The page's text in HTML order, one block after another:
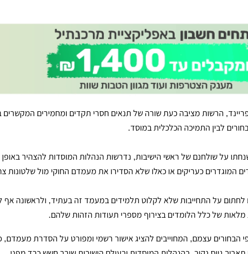
הרשות מציבה כעת שורה של תנאים חסרי תקדים ומחמירים המקשרים
לבין התמיכה הכלכלית במוסד.
על שולחנם של ראשי הישיבות, נדרשות הנהלות המוסדות להצהיר
המוגדרים כעריקים או כאלו שלא הסדירו את מעמדם החוקי מול שלטונות
על התחייבות שלא לקלוט תלמידים במעמד זה בעתיד, ולראשונה אף
של כלל הלומדים בצירוף מספרי תעודות הזהות שלהם.
הבחורים עצמם, המחוייבים להציג אישור רשמי ומפורט על הסדרת מעמדם,